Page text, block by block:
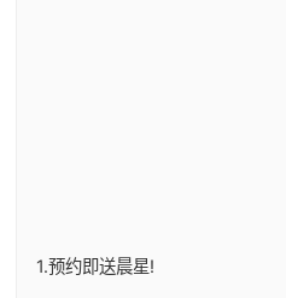
1.预约即送晨星!